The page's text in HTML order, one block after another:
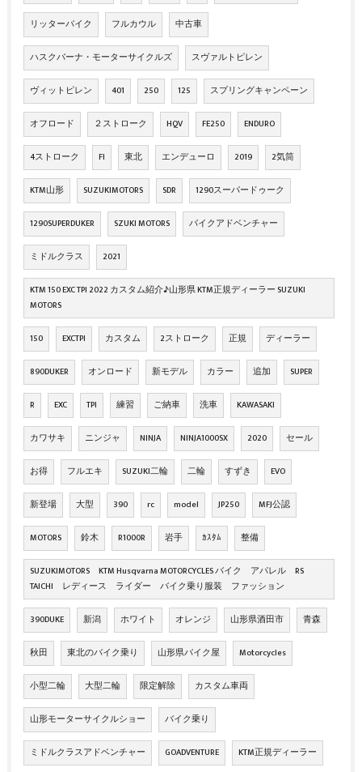
リッターバイク フルカウル 中古車
ハスクバーナ・モーターサイクルズ スヴァルトピレン
ヴィットピレン 401 250 125 スプリングキャンペーン
オフロード ２ストローク HQV FE250 ENDURO
4ストローク FI 東北 エンデューロ 2019 2気筒
KTM山形 SUZUKIMOTORS SDR 1290スーパードゥーク
1290SUPERDUKER SZUKI MOTORS バイクアドベンチャー
ミドルクラス 2021
KTM 150 EXC TPI 2022 カスタム紹介♪山形県 KTM正規ディーラー SUZUKI
MOTORS
150 EXCTPI カスタム 2ストローク 正規 ディーラー
890DUKER オンロード 新モデル カラー 追加 SUPER
R EXC TPI 練習 ご納車 洗車 KAWASAKI
カワサキ ニンジャ NINJA NINJA1000SX 2020 セール
お得 フルエキ SUZUKI二輪 二輪 すずき EVO
新登場 大型 390 rc model JP250 MFJ公認
MOTORS 鈴木 R1000R 岩手 ｶｽﾀﾑ 整備
SUZUKIMOTORS KTM Husqvarna MOTORCYCLES バイク アパレル RS
TAICHI レディース ライダー バイク乗り服装 ファッション
390DUKE 新潟 ホワイト オレンジ 山形県酒田市 青森
秋田 東北のバイク乗り 山形県バイク屋 Motorcycles
小型二輪 大型二輪 限定解除 カスタム車両
山形モーターサイクルショー バイク乗り
ミドルクラスアドベンチャー GOADVENTURE KTM正規ディーラー